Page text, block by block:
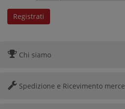
Chi siamo
Spedizione e Ricevimento merce